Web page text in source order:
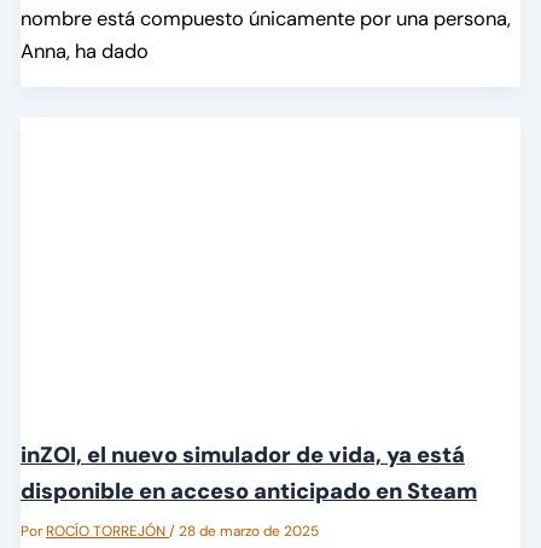
nombre está compuesto únicamente por una persona,
Anna, ha dado
inZOI, el nuevo simulador de vida, ya está
disponible en acceso anticipado en Steam
PorROCÍO TORREJÓN/28 de marzo de 2025